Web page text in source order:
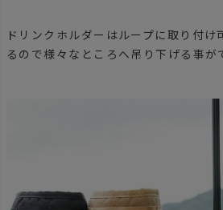
ドリンクホルダーはループに取り付け
るので様々なところへ吊り下げる事が